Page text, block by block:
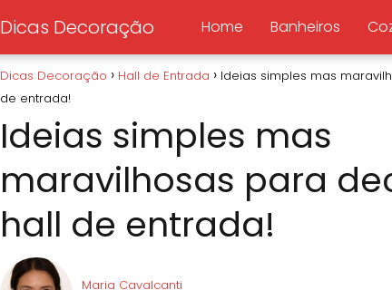
Dicas Decoração Home Banheiros
Dicas Decoração Hall de Entrada
Ideias simples mas
de entrada!
Ideias simples mas
maravilhosas para
hall de entrada!
Maria Cavalcanti